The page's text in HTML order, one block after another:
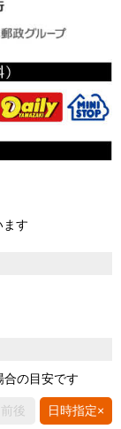
ます
の目安です
後 日時指定×